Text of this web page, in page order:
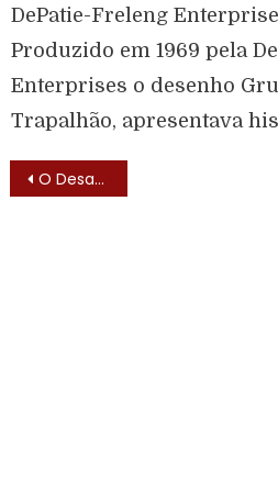
DePatie-Freleng
Produzido em 1969 pela
Enterprises o desenho
Trapalhão, apresentava
O Desafio dos Super Amigos (Challenge of the Superfriends – 1978) – Elenco